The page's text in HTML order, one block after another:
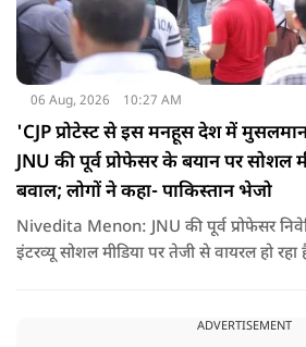
06 Aug, 2026 10:27 AM
'CJP प्रोटेस्ट से इस मनहूस देश में
JNU की पूर्व प्रोफेसर के बयान पर सोशल
बवाल; लोगों ने कहा- पाकिस्तान भेजो
Nivedita Menon: JNU की पूर्व प्रोफेसर
इंटरव्यू सोशल मीडिया पर तेजी से वायरल हो रहा
ADVERTISEMENT